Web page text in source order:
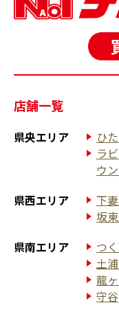
店舗一覧
県央エリア ひ
ラ
ウ
県西エリア
下
坂
県南エリア
つ
土
龍
守谷